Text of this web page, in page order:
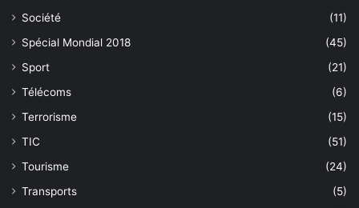
Société
(11)
Spécial Mondial 2018
(45)
Sport
(21)
Télécoms
(6)
Terrorisme
(15)
TIC
(51)
Tourisme
(24)
Transports
(5)